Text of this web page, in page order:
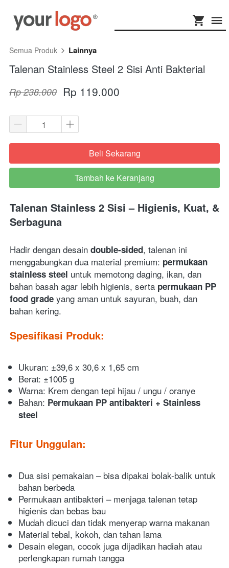
Semua Produk Lainnya
Talenan Stainless Steel 2 Sisi Anti Bakterial
Rp 238.000 Rp 119.000
`Beli Sekarang
`
Tambah ke Keranjang
Talenan Stainless 2 Sisi – Higienis, Kuat, &
Serbaguna
Hadir dengan desain double-sided, talenan ini
menggabungkan dua material premium: permukaan
stainless steel untuk memotong daging, ikan, dan
bahan basah agar lebih higienis, serta permukaan PP
food grade yang aman untuk sayuran, buah, dan
bahan kering.
Spesifikasi Produk:
Ukuran: ±39,6 x 30,6 x 1,65 cm
Berat: ±1005 g
Warna: Krem dengan tepi hijau / ungu / oranye
Bahan: Permukaan PP antibakteri + Stainless
steel
Fitur Unggulan:
Dua sisi pemakaian – bisa dipakai bolak-balik untuk
bahan berbeda
Permukaan antibakteri – menjaga talenan tetap
higienis dan bebas bau
Mudah dicuci dan tidak menyerap warna makanan
Material tebal, kokoh, dan tahan lama
Desain elegan, cocok juga dijadikan hadiah atau
perlengkapan rumah tangga